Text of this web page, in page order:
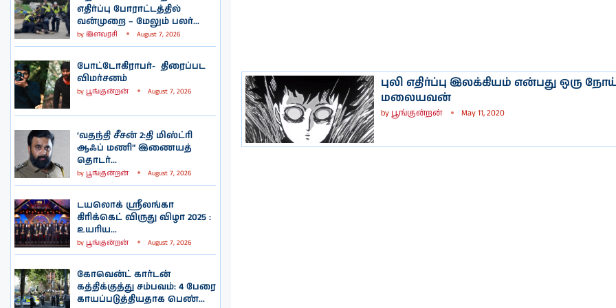
எதிர்ப்பு போராட்டத்தில்
வன்முறை – மேலும் பலர்...
by இளவரசி August 7, 2026
போட்டோகிராபர்- ‌ திரைப்பட
விமர்சனம்
by பூங்குன்றன் August 7, 2026
‘வதந்தி சீசன் 2:தி மிஸ்ட்ரி
ஆஃப் மணி” இணையத்
தொடர்...
by பூங்குன்றன் August 7, 2026
டயலொக் ஸ்ரீலங்கா
கிரிக்கெட் விருது விழா 2025 :
உயரிய...
by பூங்குன்றன் August 7, 2026
கோவென்ட் கார்டன்
கத்திக்குத்து சம்பவம்: 4 பேரை
காயப்படுத்தியதாக பெண்...
புலி எதிர்ப்பு இலக்கியம் என்பது ஒரு
மலையவன்
by பூங்குன்றன் May 11, 2020